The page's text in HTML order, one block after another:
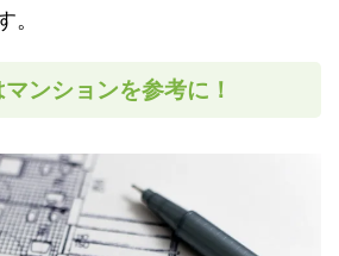
。
ンションを参考に！